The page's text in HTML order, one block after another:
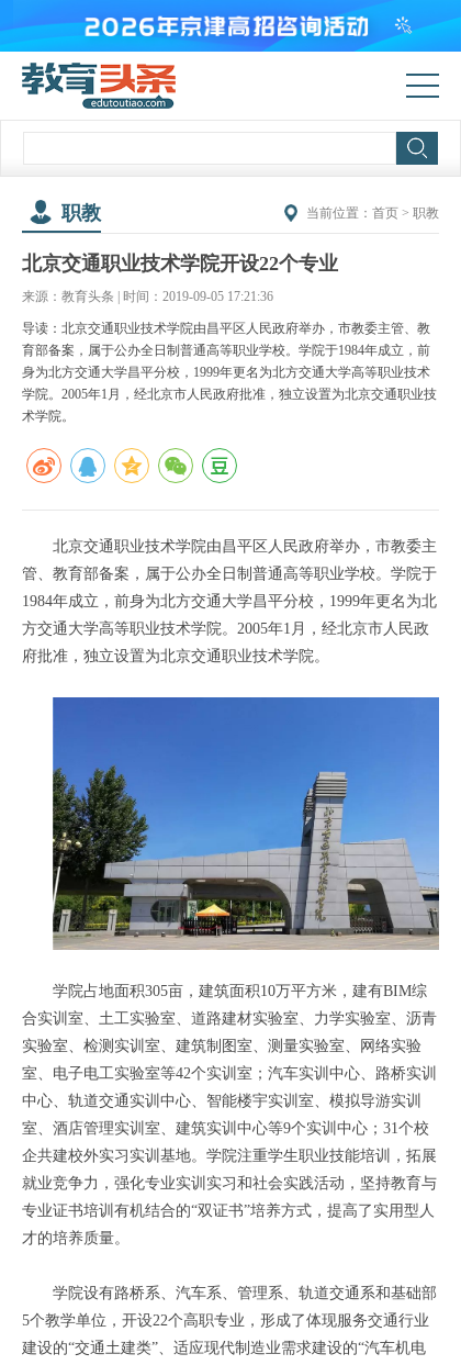
职教 当前位置： 首页 > 职教
北京交通职业技术学院开设22个专业
来源：教育头条 | 时间：2019-09-05 17:21:36
导读：北京交通职业技术学院由昌平区人民政府举办，市教委主管、教
育部备案，属于公办全日制普通高等职业学校。学院于1984年成立，前
身为北方交通大学昌平分校，1999年更名为北方交通大学高等职业技术
学院。2005年1月，经北京市人民政府批准，独立设置为北京交通职业技
术学院。
北京交通职业技术学院由昌平区人民政府举办，市教委主
管、教育部备案，属于公办全日制普通高等职业学校。学院于
1984年成立，前身为北方交通大学昌平分校，1999年更名为北
方交通大学高等职业技术学院。2005年1月，经北京市人民政
府批准，独立设置为北京交通职业技术学院。
学院占地面积305亩，建筑面积10万平方米，建有BIM综
合实训室、土工实验室、道路建材实验室、力学实验室、沥青
实验室、检测实训室、建筑制图室、测量实验室、网络实验
室、电子电工实验室等42个实训室；汽车实训中心、路桥实训
中心、轨道交通实训中心、智能楼宇实训室、模拟导游实训
室、酒店管理实训室、建筑实训中心等9个实训中心；31个校
企共建校外实习实训基地。学院注重学生职业技能培训，拓展
就业竞争力，强化专业实训实习和社会实践活动，坚持教育与
专业证书培训有机结合的“双证书”培养方式，提高了实用型人
才的培养质量。
学院设有路桥系、汽车系、管理系、轨道交通系和基础部
5个教学单位，开设22个高职专业，形成了体现服务交通行业
建设的“交通土建类”、适应现代制造业需求建设的“汽车机电